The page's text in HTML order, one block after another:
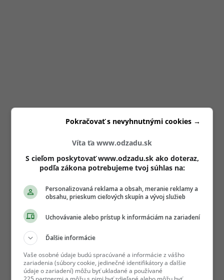
Víta ťa www.odzadu.sk
S cieľom poskytovať www.odzadu.sk ako doteraz,
podľa zákona potrebujeme tvoj súhlas na:
Personalizovaná reklama a obsah, meranie reklamy a
obsahu, prieskum cieľových skupín a vývoj služieb
Uchovávanie alebo prístup k informáciám na zariadení
Ďalšie informácie
Vaše osobné údaje budú spracúvané a informácie z vášho
zariadenia (súbory cookie, jedinečné identifikátory a ďalšie
údaje o zariadení) môžu byť ukladané a používané
Pokračovať s nevyhnutnými cookies →